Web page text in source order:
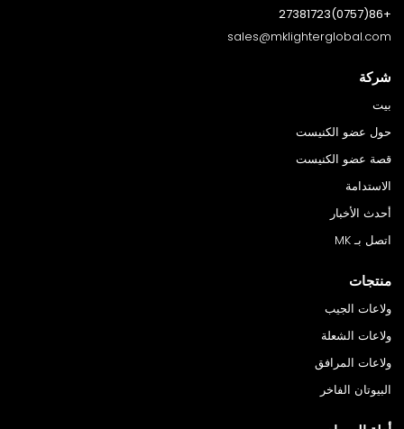
+86(0757)27381723
sales@mklighterglobal.com
شركة
بيت
حول عضو الكنيست
قصة عضو الكنيست
الاستدامة
أحدث الأخبار
اتصل بـ MK
منتجات
ولاعات الجيب
ولاعات الشعلة
ولاعات المرافق
البيوتان الفاخر